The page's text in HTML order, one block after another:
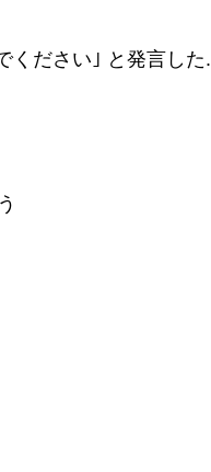
ください｣ と発言した.